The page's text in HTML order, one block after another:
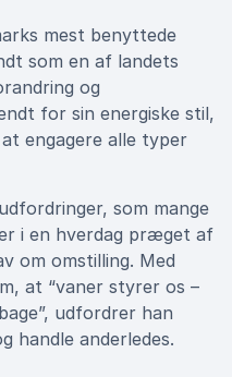
mest benyttede
som en af landets
og
for sin energiske stil,
engagere alle typer
som mange
i en hverdag præget af
om omstilling. Med
at “vaner styrer os –
udfordrer han
handle anderledes.